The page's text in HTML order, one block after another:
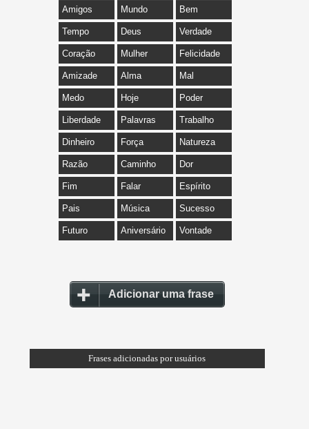
Amigos Mundo Bem
Tempo Deus Verdade
Coração Mulher Felicidade
Amizade Alma Mal
Medo Hoje Poder
Liberdade Palavras Trabalho
Dinheiro Força Natureza
Razão Caminho Dor
Fim Falar Espírito
Pais Música Sucesso
Futuro Aniversário Vontade
Adicionar uma frase
Frases adicionadas por usuários